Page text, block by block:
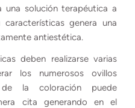
solución terapéutica a
genera una
antiestética.
deben realizarse varias
los numerosos ovillos
la coloración puede
cita generando en el